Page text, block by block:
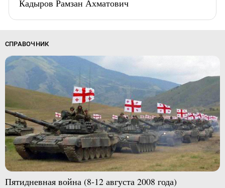
Кадыров Рамзан Ахматович
СПРАВОЧНИК
Пятидневная война (8-12 августа 2008 года)